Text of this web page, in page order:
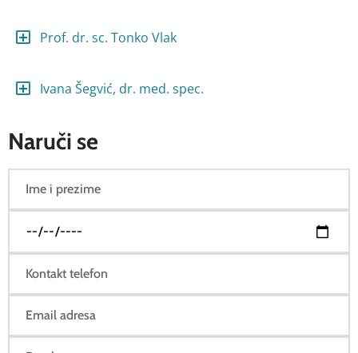
Prof. dr. sc. Tonko Vlak
Ivana Šegvić, dr. med. spec.
Naruči se